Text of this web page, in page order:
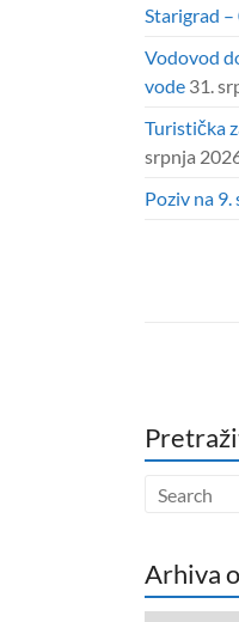
Starigrad –
Vodovod
vode 31.
Turistička
srpnja
Poziv na
Arhiva